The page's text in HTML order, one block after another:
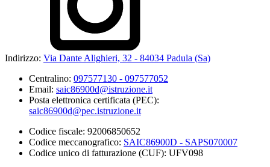
Indirizzo: Via Dante Alighieri, 32 - 84034 Padula (Sa)
Centralino: 097577130 - 097577052
Email: saic86900d@istruzione.it
Posta elettronica certificata (PEC):
saic86900d@pec.istruzione.it
Codice fiscale: 92006850652
Codice meccanografico: SAIC86900D - SAPS070007
Codice unico di fatturazione (CUF): UFV098